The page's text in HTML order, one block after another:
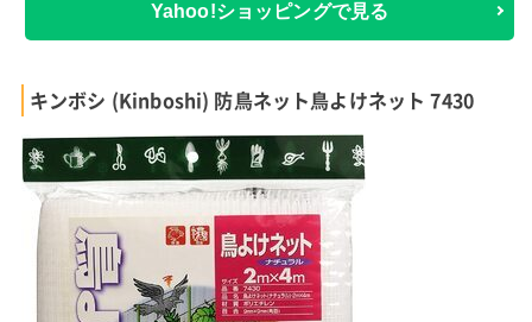
Yahoo!ショッピングで見る
キンボシ (Kinboshi) 防鳥ネット鳥よけネット 7430